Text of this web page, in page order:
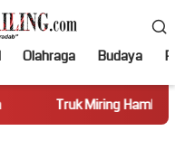
Olahraga Budaya
Hambat Arus Lalu